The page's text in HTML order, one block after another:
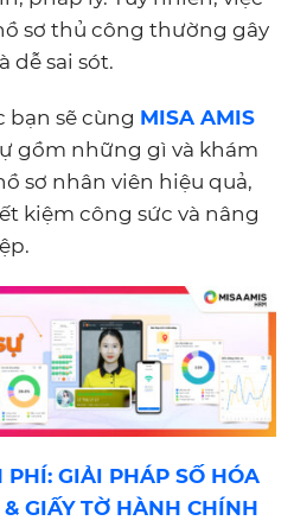
sơ thủ công thường gây
dễ sai sót.
bạn sẽ cùng MISA AMIS
gồm những gì và khám
sơ nhân viên hiệu quả,
kiệm công sức và nâng
PHÍ: GIẢI PHÁP SỐ HÓA
GIẤY TỜ HÀNH CHÍNH